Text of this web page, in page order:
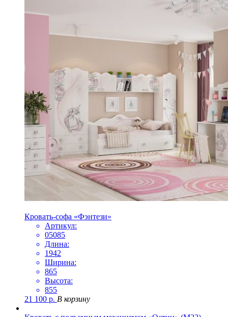
Кровать-софа «Фэнтези»
Артикул:
05085
Длина:
1942
Ширина:
865
Высота:
855
21 100 р. В корзину